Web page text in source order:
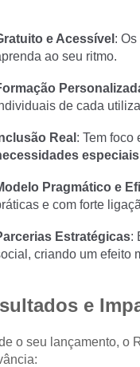
e Acessível :
ao seu ritmo.
de cada
Real : Tem foco
especiais
Pragmático e
e com forte
Estratégicas:
criando um efeito
e
o seu lançamento, o